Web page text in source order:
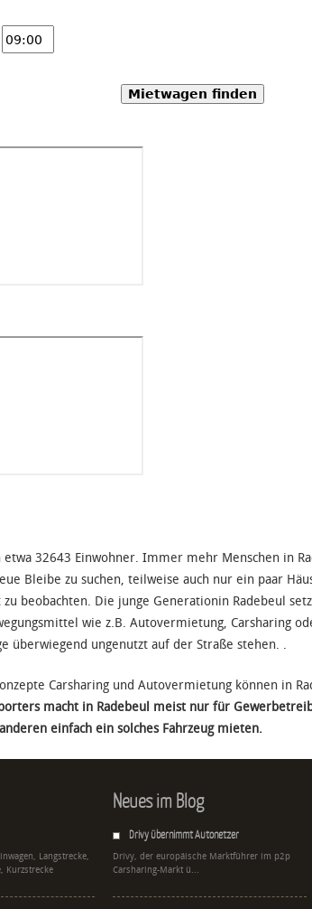
Mietwagen finden
32643 Einwohner. Immer mehr Menschen in
Bleibe zu suchen, teilweise auch nur ein paar
beobachten. Die junge Generationin Radebeul
wie z.B. Autovermietung, Carsharing
überwiegend ungenutzt auf der Straße stehen. .
Carsharing und Autovermietung können in
macht in Radebeul meist nur für
einfach ein solches Fahrzeug mieten.
Langstrecke,
Kurzstrecke
Neues im Blog
Drivy übernimmt Autonetzer
Drivy, der europäische Marktführer im p2p
Carsharing-Markt ü...